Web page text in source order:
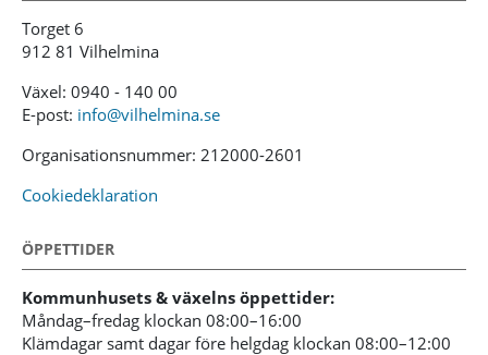
Torget 6
912 81 Vilhelmina
Växel: 0940 - 140 00
E-post: info@vilhelmina.se
Organisationsnummer: 212000-2601
Cookiedeklaration
ÖPPETTIDER
Kommunhusets & växelns öppettider:
Måndag–fredag klockan 08:00–16:00
Klämdagar samt dagar före helgdag klockan 08:00–12:00